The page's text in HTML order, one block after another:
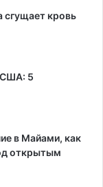
сгущает кровь
США: 5
в Майами, как
открытым